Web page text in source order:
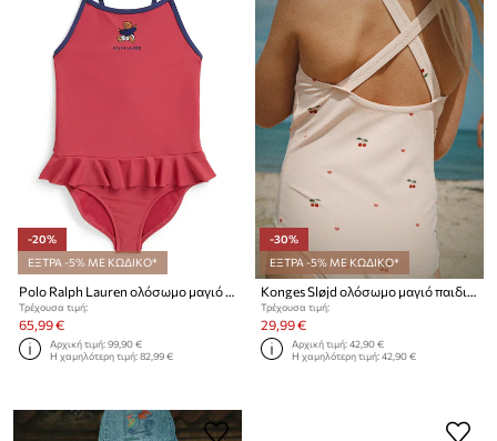
-20%
ΕΞΤΡΑ -5% ΜΕ ΚΩΔΙΚΟ*
Τρέχουσα τιμή:
65,99 €
Αρχική τιμή:99,90 €
Η χαμηλότερη τιμή:82,99 €
-30%
ΕΞΤΡΑ -5% ΜΕ ΚΩΔΙΚΟ*
Τρέχουσα τιμή:
29,99 €
Αρχική τιμή:42,90 €
Η χαμηλότερη τιμή:42,90 €